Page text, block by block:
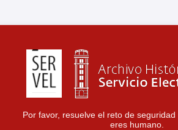
Por favor, resuelve el reto de
eres humano.